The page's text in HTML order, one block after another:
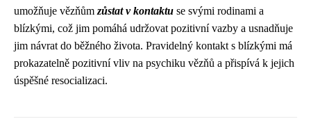
umožňuje vězňům zůstat v kontaktu se svými rodinami a
blízkými, což jim pomáhá udržovat pozitivní vazby a usnadňuje
jim návrat do běžného života. Pravidelný kontakt s blízkými má
prokazatelně pozitivní vliv na psychiku vězňů a přispívá k jejich
úspěšné resocializaci.